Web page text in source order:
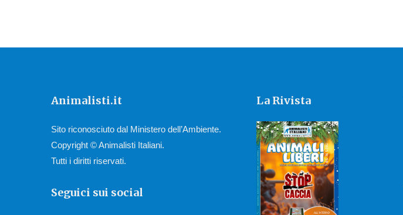
Animalisti.it
Sito riconosciuto dal Ministero dell’Ambiente.
Copyright © Animalisti Italiani.
Tutti i diritti riservati.
Seguici sui social
La Rivista